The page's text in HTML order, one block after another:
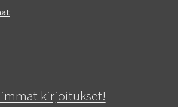
kirjoitukset!